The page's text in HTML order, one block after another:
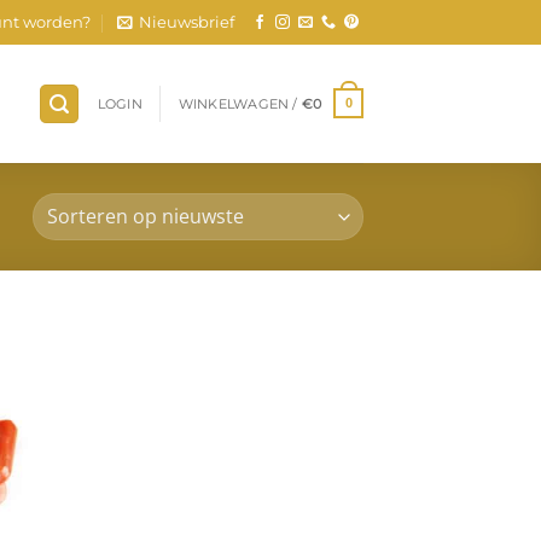
worden? Nieuwsbrief
LOGIN WINKELWAGEN / €0 0